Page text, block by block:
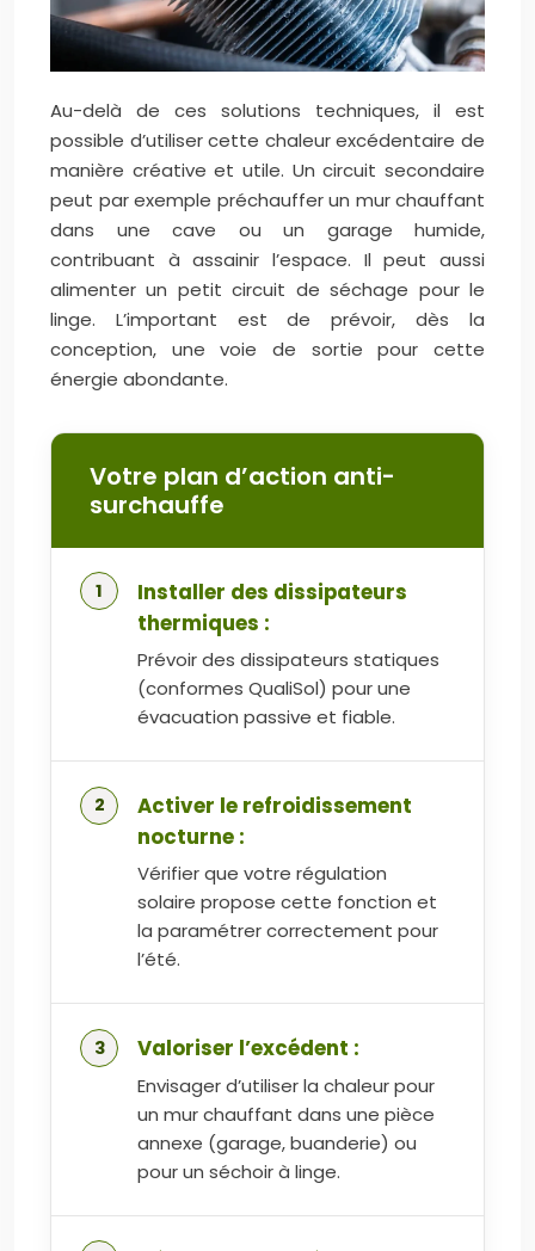
Au-delà de ces solutions techniques, il est
possible d’utiliser cette chaleur excédentaire de
manière créative et utile. Un circuit secondaire
peut par exemple préchauffer un mur chauffant
dans une cave ou un garage humide,
contribuant à assainir l’espace. Il peut aussi
alimenter un petit circuit de séchage pour le
linge. L’important est de prévoir, dès la
conception, une voie de sortie pour cette
énergie abondante.
Votre plan d’action anti-
surchauffe
Installer des dissipateurs
thermiques :
Prévoir des dissipateurs statiques
(conformes QualiSol) pour une
évacuation passive et fiable.
Activer le refroidissement
nocturne :
Vérifier que votre régulation
solaire propose cette fonction et
la paramétrer correctement pour
l’été.
Valoriser l’excédent :
Envisager d’utiliser la chaleur pour
un mur chauffant dans une pièce
annexe (garage, buanderie) ou
pour un séchoir à linge.